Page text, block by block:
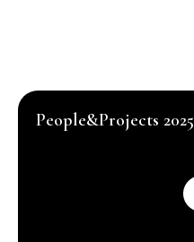
People&Projects 2025